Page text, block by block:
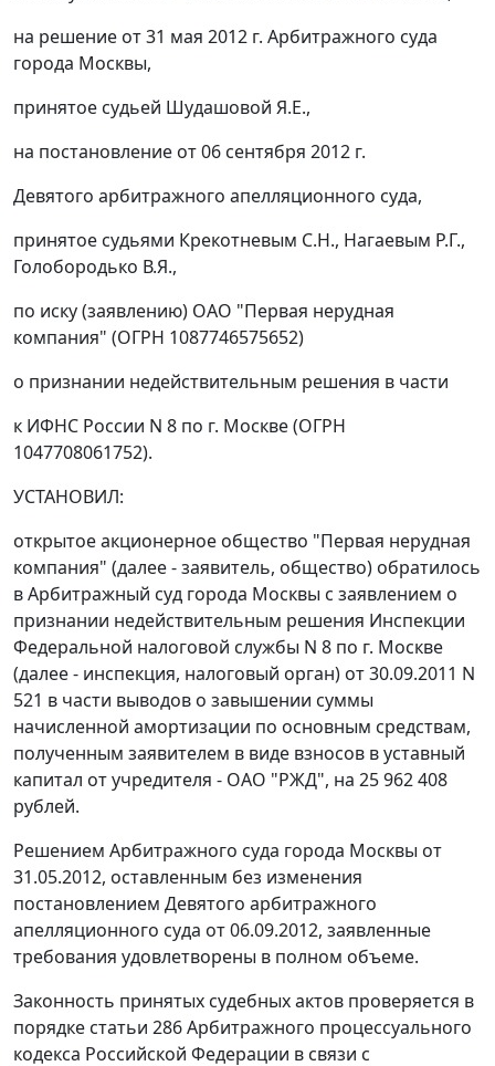
на решение от 31 мая 2012 г. Арбитражного суда
города Москвы,
принятое судьей Шудашовой Я.Е.,
на постановление от 06 сентября 2012 г.
Девятого арбитражного апелляционного суда,
принятое судьями Крекотневым С.Н., Нагаевым Р.Г.,
Голобородько В.Я.,
по иску (заявлению) ОАО "Первая нерудная
компания" (ОГРН 1087746575652)
о признании недействительным решения в части
к ИФНС России N 8 по г. Москве (ОГРН
1047708061752).
УСТАНОВИЛ:
открытое акционерное общество "Первая нерудная
компания" (далее - заявитель, общество) обратилось
в Арбитражный суд города Москвы с заявлением о
признании недействительным решения Инспекции
Федеральной налоговой службы N 8 по г. Москве
(далее - инспекция, налоговый орган) от 30.09.2011 N
521 в части выводов о завышении суммы
начисленной амортизации по основным средствам,
полученным заявителем в виде взносов в уставный
капитал от учредителя - ОАО "РЖД", на 25 962 408
рублей.
Решением Арбитражного суда города Москвы от
31.05.2012, оставленным без изменения
постановлением Девятого арбитражного
апелляционного суда от 06.09.2012, заявленные
требования удовлетворены в полном объеме.
Законность принятых судебных актов проверяется в
порядке статьи 286Арбитражного процессуального
кодекса Российской Федерации в связи с